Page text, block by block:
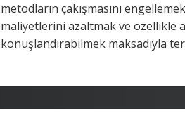
metodların çakışmasını
maliyetlerini azaltmak ve özellikle
konuşlandırabilmek maksadıyla